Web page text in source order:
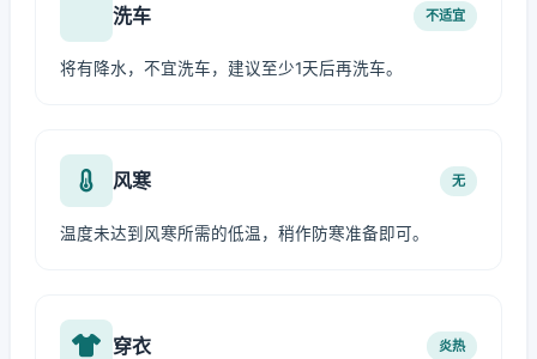
洗车 不适宜
将有降水，不宜洗车，建议至少1天后再洗车。
风寒 无
温度未达到风寒所需的低温，稍作防寒准备即可。
穿衣 炎热